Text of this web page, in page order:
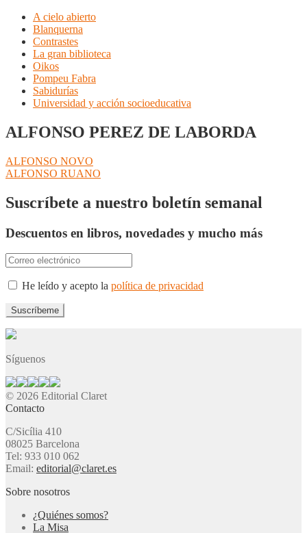
A cielo abierto
Blanquerna
Contrastes
La gran biblioteca
Oikos
Pompeu Fabra
Sabidurías
Universidad y acción socioeducativa
ALFONSO PEREZ DE LABORDA
Navegación
de
entradas
Anterior:
ALFONSO NOVO
Siguiente:
ALFONSO RUANO
Suscríbete a nuestro boletín semanal
Descuentos en libros, novedades y mucho más
He leído y acepto la política de privacidad
Síguenos
© 2026 Editorial Claret
Contacto
C/Sicília 410
08025 Barcelona
Tel: 933 010 062
Email: editorial@claret.es
Sobre nosotros
¿Quiénes somos?
La Misa